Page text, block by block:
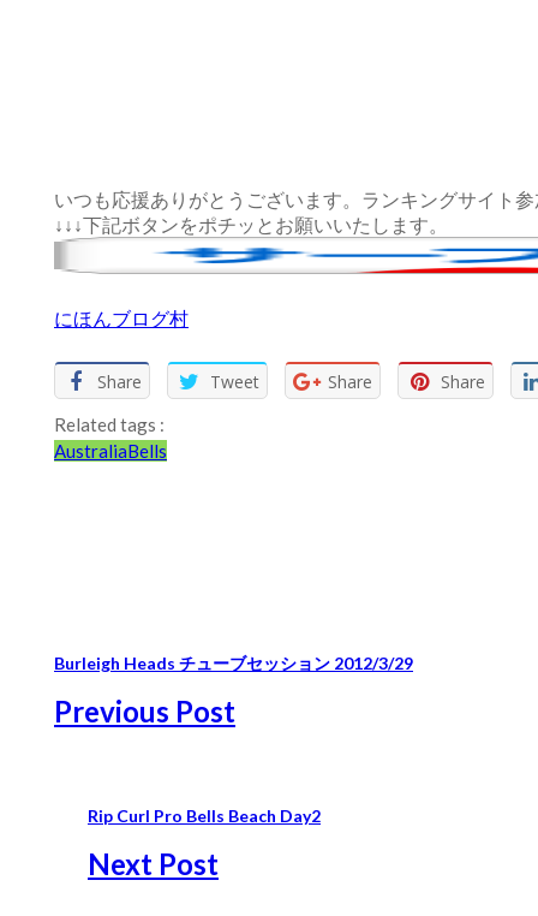
いつも応援ありがとうございます。ランキングサイト
↓↓↓下記ボタンをポチッとお願いいたします。
にほんブログ村
Share Tweet Share Share
Related tags :
AustraliaBells
Burleigh Heads チューブセッション 2012/3/29
Previous Post
Rip Curl Pro Bells Beach Day2
Next Post